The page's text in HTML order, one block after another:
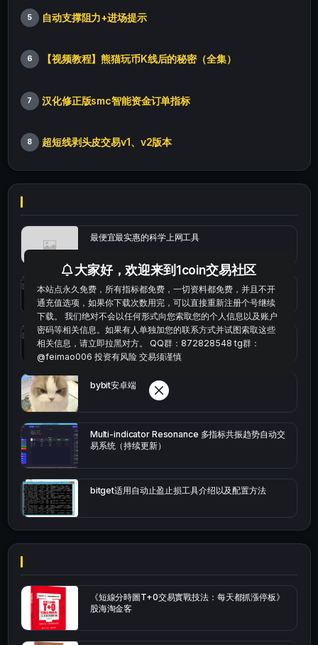
5 自动支撑阻力+进场提示
6 【视频教程】熊猫玩币K线后的秘密（全集）
7 汉化修正版smc智能资金订单指标
8 超短线剥头皮交易v1、v2版本
最便宜最实惠的科学上网工具
统计涨跌幅的python代码
okx的短线量化的免费版本
bybit安卓端
Multi-indicator Resonance 多指标共振趋势自动交
易系统（持续更新）
bitget适用自动止盈止损工具介绍以及配置方法
《短線分時圖T+0交易實戰技法：每天都抓漲停板》
股海淘金客
大家好，欢迎来到1coin交易社区
本站点永久免费，所有指标都免费，一切资料都免费，并且不开
通充值选项，如果你下载次数用完，可以直接重新注册个号继续
下载。 我们绝对不会以任何形式向您索取您的个人信息以及账户
密码等相关信息。如果有人单独加您的联系方式并试图索取这些
相关信息，请立即拉黑对方。 QQ群：872828548 tg群：
@feimao006 投资有风险 交易须谨慎